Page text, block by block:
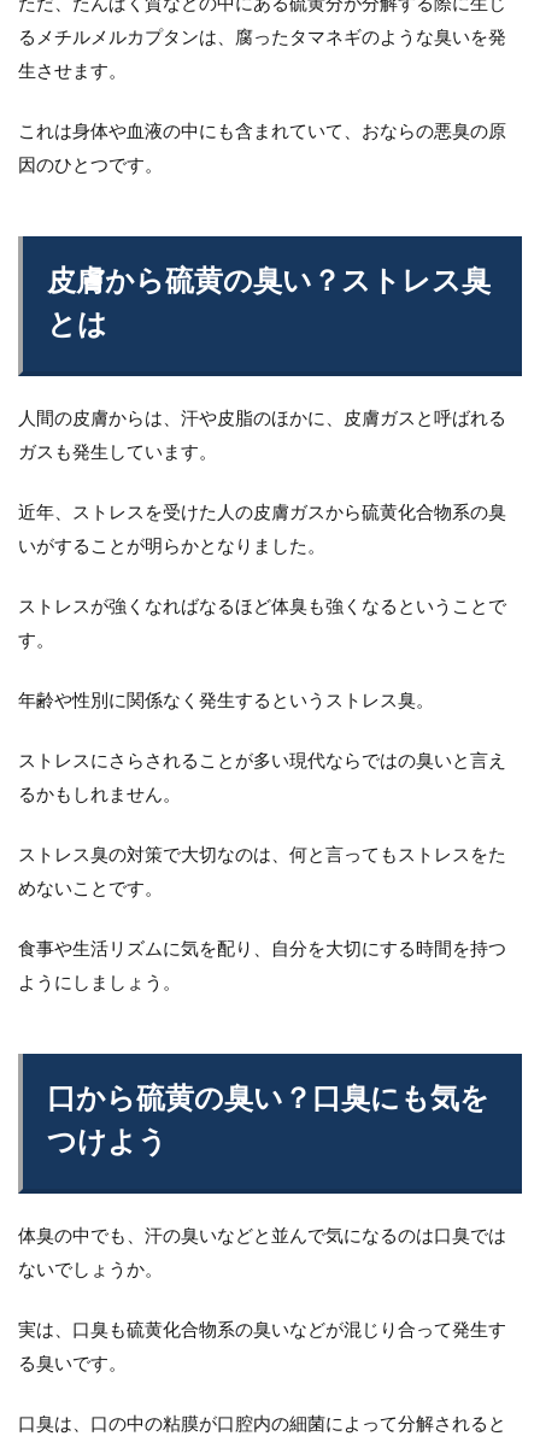
ただ、たんぱく質などの中にある硫黄分が分解する際に生じ
るメチルメルカプタンは、腐ったタマネギのような臭いを発
生させます。
これは身体や血液の中にも含まれていて、おならの悪臭の原
因のひとつです。
皮膚から硫黄の臭い？ストレス臭
とは
人間の皮膚からは、汗や皮脂のほかに、皮膚ガスと呼ばれる
ガスも発生しています。
近年、ストレスを受けた人の皮膚ガスから硫黄化合物系の臭
いがすることが明らかとなりました。
ストレスが強くなればなるほど体臭も強くなるということで
す。
年齢や性別に関係なく発生するというストレス臭。
ストレスにさらされることが多い現代ならではの臭いと言え
るかもしれません。
ストレス臭の対策で大切なのは、何と言ってもストレスをた
めないことです。
食事や生活リズムに気を配り、自分を大切にする時間を持つ
ようにしましょう。
口から硫黄の臭い？口臭にも気を
つけよう
体臭の中でも、汗の臭いなどと並んで気になるのは口臭では
ないでしょうか。
実は、口臭も硫黄化合物系の臭いなどが混じり合って発生す
る臭いです。
口臭は、口の中の粘膜が口腔内の細菌によって分解されると